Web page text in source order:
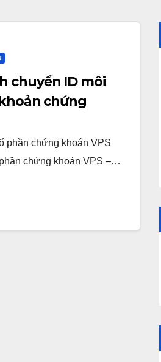
chuyển ID môi
chứng
phần chứng khoán VPS
chứng khoán VPS –…